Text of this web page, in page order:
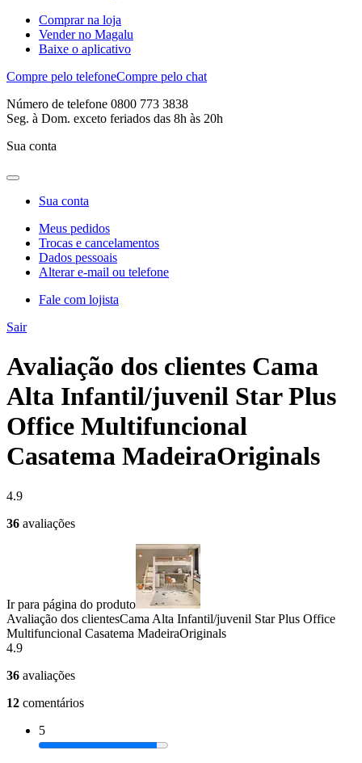
Comprar na loja
Vender no Magalu
Baixe o aplicativo
Compre pelo telefoneCompre pelo chat
Número de telefone 0800 773 3838
Seg. à Dom. exceto feriados das 8h às 20h
Sua conta
Sua conta
Meus pedidos
Trocas e cancelamentos
Dados pessoais
Alterar e-mail ou telefone
Fale com lojista
Sair
Avaliação dos clientes Cama
Alta Infantil/juvenil Star Plus
Office Multifuncional
Casatema MadeiraOriginals
4.9
36 avaliações
Ir para página do produto
Avaliação dos clientesCama Alta Infantil/juvenil Star Plus Office
Multifuncional Casatema MadeiraOriginals
4.9
36 avaliações
12 comentários
5